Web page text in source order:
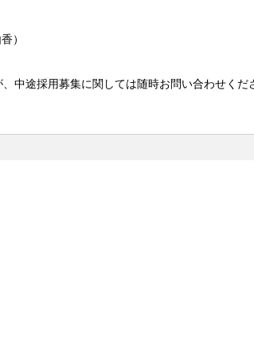
）
中途採用募集に関しては随時お問い合わせくだ